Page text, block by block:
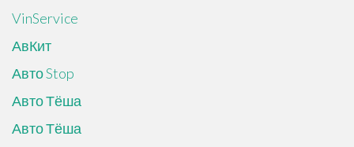
VinService
АвКит
Авто Stop
Авто Тёша
Авто Тёша